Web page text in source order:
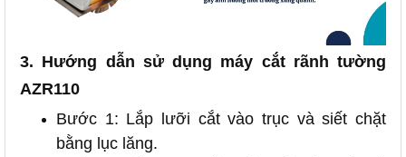
3. Hướng dẫn sử dụng máy cắt rãnh tường
AZR110
Bước 1: Lắp lưỡi cắt vào trục và siết chặt
bằng lục lăng.